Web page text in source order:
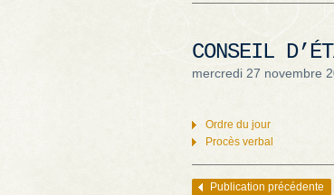
CONSEIL
mercredi 27 novembre
Ordre du jour
Procès verbal
Navigation des articles
Publication précédente